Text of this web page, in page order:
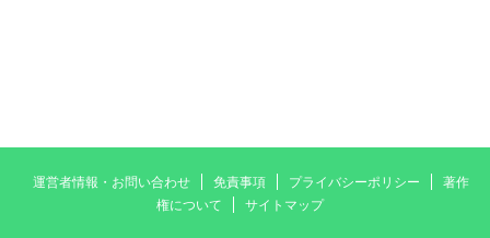
運営者情報・お問い合わせ 免責事項 プライバシーポリシー
著作
権について
サイトマップ